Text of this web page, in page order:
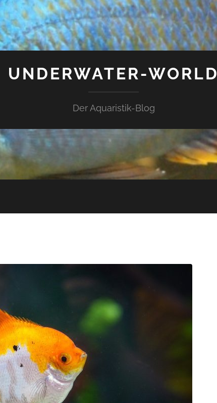
UNDERWATER-WORLD
Der Aquaristik-Blog